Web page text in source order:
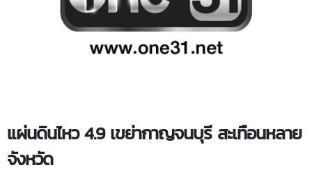
แผ่นดินไหว 4.9 เขย่ากาญจนบุรี สะเทือนหลาย
จังหวัด